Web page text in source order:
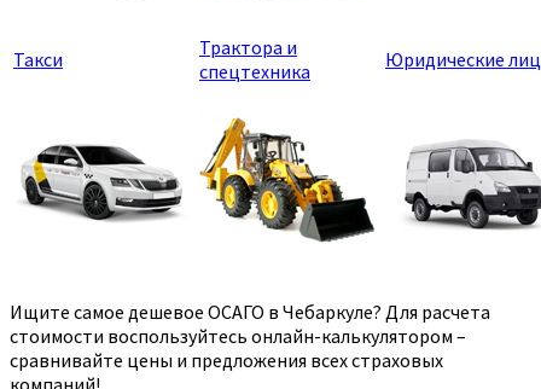
Такси
Трактора и
спецтехника
Юридические
Ищите самое дешевое ОСАГО в Чебаркуле? Для расчета
стоимости воспользуйтесь онлайн-калькулятором –
сравнивайте цены и предложения всех страховых